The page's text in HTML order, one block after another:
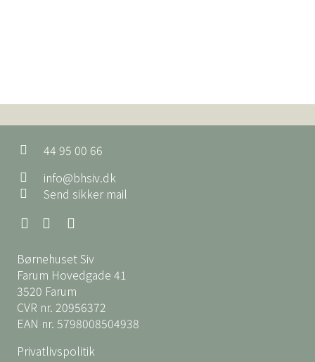
44 95 00 66
info@bhsiv.dk
Send sikker mail
Børnehuset Siv
Farum Hovedgade 41
3520 Farum
CVR nr. 20956372
EAN nr. 5798008504938
Privatlivspolitik